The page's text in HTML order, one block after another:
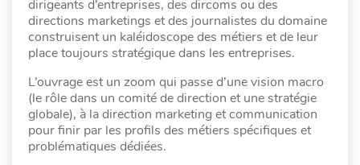
dirigeants d’entreprises, des dircoms ou des
directions marketings et des journalistes du domaine
construisent un kaléidoscope des métiers et de leur
place toujours stratégique dans les entreprises.
L’ouvrage est un zoom qui passe d’une vision macro
(le rôle dans un comité de direction et une stratégie
globale), à la direction marketing et communication
pour finir par les profils des métiers spécifiques et
problématiques dédiées.